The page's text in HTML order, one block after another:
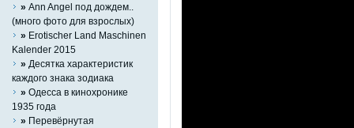
» Ann Angel под дождем..
(много фото для взрослых)
» Erotischer Land Maschinen
Kalender 2015
» Десятка характеристик
каждого знака зодиака
» Одесса в кинохронике
1935 года
» Перевёрнутая